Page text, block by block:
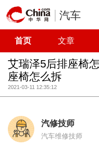
汽车
首页 文章
艾瑞泽5后排座椅
座椅怎么拆
2021-03-11 12:35:12
汽修技师
汽车维修技师